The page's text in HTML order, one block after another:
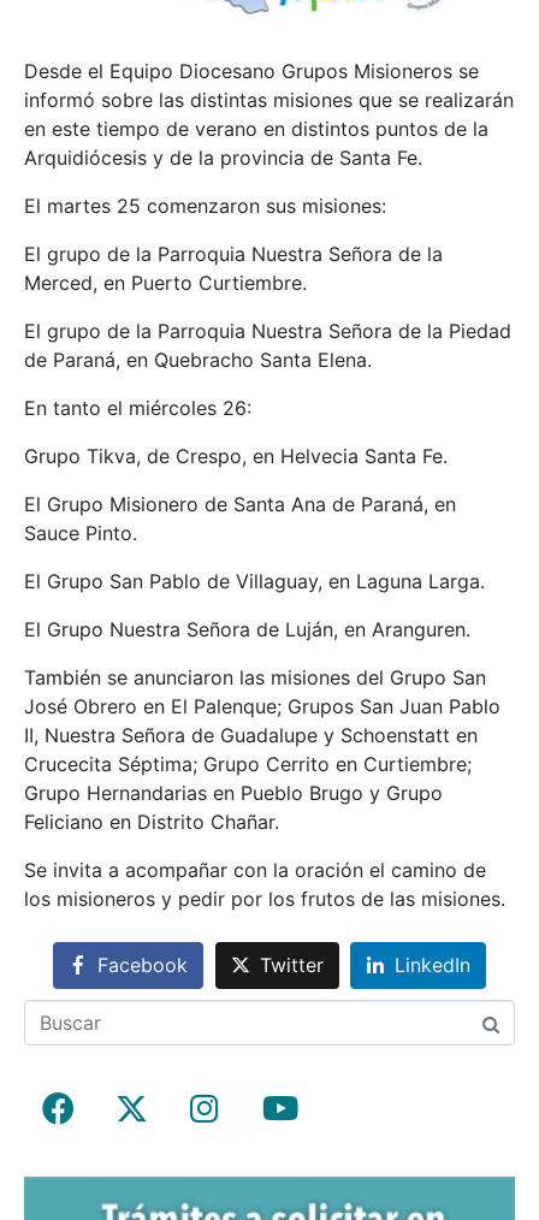
Desde el Equipo Diocesano Grupos Misioneros se
informó sobre las distintas misiones que se realizarán
en este tiempo de verano en distintos puntos de la
Arquidiócesis y de la provincia de Santa Fe.
El martes 25 comenzaron sus misiones:
El grupo de la Parroquia Nuestra Señora de la
Merced, en Puerto Curtiembre.
El grupo de la Parroquia Nuestra Señora de la Piedad
de Paraná, en Quebracho Santa Elena.
En tanto el miércoles 26:
Grupo Tikva, de Crespo, en Helvecia Santa Fe.
El Grupo Misionero de Santa Ana de Paraná, en
Sauce Pinto.
El Grupo San Pablo de Villaguay, en Laguna Larga.
El Grupo Nuestra Señora de Luján, en Aranguren.
También se anunciaron las misiones del Grupo San
José Obrero en El Palenque; Grupos San Juan Pablo
II, Nuestra Señora de Guadalupe y Schoenstatt en
Crucecita Séptima; Grupo Cerrito en Curtiembre;
Grupo Hernandarias en Pueblo Brugo y Grupo
Feliciano en Distrito Chañar.
Se invita a acompañar con la oración el camino de
los misioneros y pedir por los frutos de las misiones.
Facebook Twitter LinkedIn